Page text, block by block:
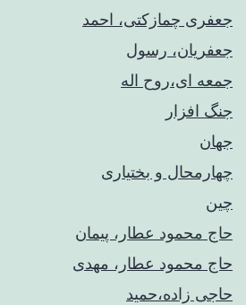
جعفری چمازکتی، احمد
جعفریان، رسول
جمعه ای،روح اله
جنگ افزار
جهان
چهارمحال و بختیاری
چین
حاج محمود عطار، پیمان
حاج محمود عطار، مهدی
حاجی زاده،حمید